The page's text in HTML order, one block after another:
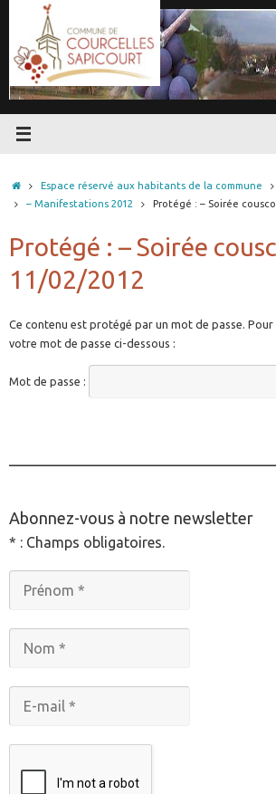
contenu
Accueil
Espace réservé aux habitants de la commune
– Manifestations 2012
Protégé : – Soirée
Protégé : – Soirée
11/02/2012
Ce contenu est protégé par un mot de passe. Pour
votre mot de passe ci-dessous :
Mot de passe :
Abonnez-vous à notre newsletter
* : Champs obligatoires.